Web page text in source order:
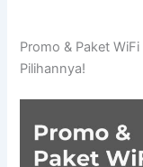
Promo & Paket
Pilihannya!